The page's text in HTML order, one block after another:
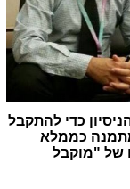
כדי להתקבל
מתמנה כממלא
של "מוקבל